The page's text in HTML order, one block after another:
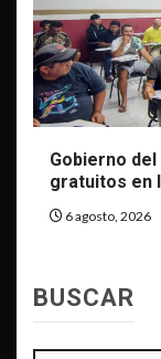
Gobierno
gratuitos en
6 agosto, 2026
BUSCAR